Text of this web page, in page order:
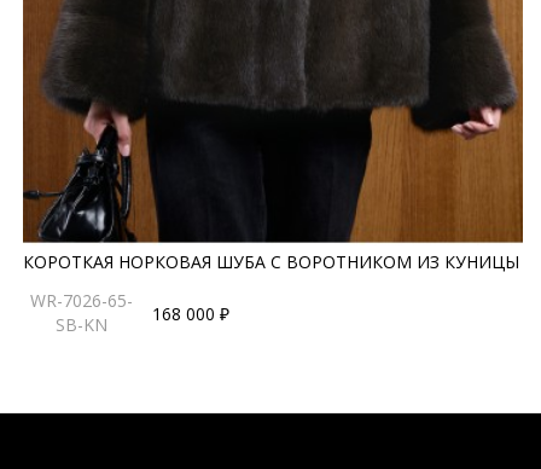
КОРОТКАЯ НОРКОВАЯ ШУБА С ВОРОТНИКОМ ИЗ КУНИЦЫ
WR-7026-65-
SB-KN
168 000 ₽